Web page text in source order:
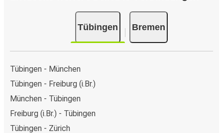
Tübingen Bremen
Tübingen - München
Tübingen - Freiburg (i.Br.)
München - Tübingen
Freiburg (i.Br.) - Tübingen
Tübingen - Zürich